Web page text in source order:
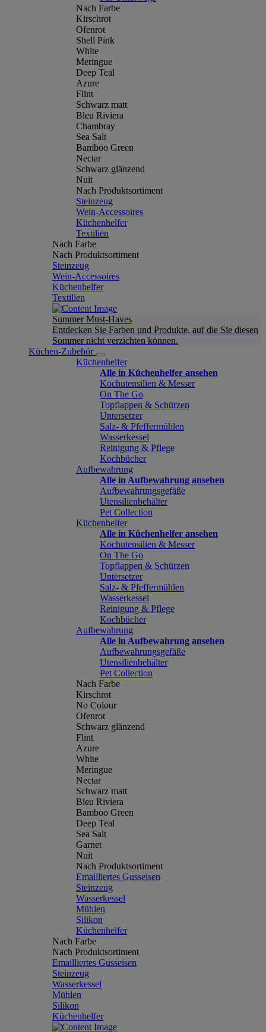
Nach Farbe
Kirschrot
Ofenrot
Shell Pink
White
Meringue
Deep Teal
Azure
Flint
Schwarz matt
Bleu Riviera
Chambray
Sea Salt
Bamboo Green
Nectar
Schwarz glänzend
Nuit
Nach Produktsortiment
Steinzeug
Wein-Accessoires
Küchenhelfer
Textilien
Nach Farbe
Nach Produktsortiment
Steinzeug
Wein-Accessoires
Küchenhelfer
Textilien
Summer Must-Haves
Entdecken Sie Farben und Produkte, auf die Sie diesen
Sommer nicht verzichten können.
Küchen-Zubehör
Küchenhelfer
Alle in Küchenhelfer ansehen
Kochutensilien & Messer
On The Go
Topflappen & Schürzen
Untersetzer
Salz- & Pfeffermühlen
Wasserkessel
Reinigung & Pflege
Kochbücher
Aufbewahrung
Alle in Aufbewahrung ansehen
Aufbewahrungsgefäße
Utensilienbehälter
Pet Collection
Küchenhelfer
Alle in Küchenhelfer ansehen
Kochutensilien & Messer
On The Go
Topflappen & Schürzen
Untersetzer
Salz- & Pfeffermühlen
Wasserkessel
Reinigung & Pflege
Kochbücher
Aufbewahrung
Alle in Aufbewahrung ansehen
Aufbewahrungsgefäße
Utensilienbehälter
Pet Collection
Nach Farbe
Kirschrot
No Colour
Ofenrot
Schwarz glänzend
Flint
Azure
White
Meringue
Nectar
Schwarz matt
Bleu Riviera
Bamboo Green
Deep Teal
Sea Salt
Garnet
Nuit
Nach Produktsortiment
Emailliertes Gusseisen
Steinzeug
Wasserkessel
Mühlen
Silikon
Küchenhelfer
Nach Farbe
Nach Produktsortiment
Emailliertes Gusseisen
Steinzeug
Wasserkessel
Mühlen
Silikon
Küchenhelfer